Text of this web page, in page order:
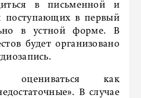
в письменной и
поступающих в первый
в устной форме. В
будет организовано
оцениваться как
В случае